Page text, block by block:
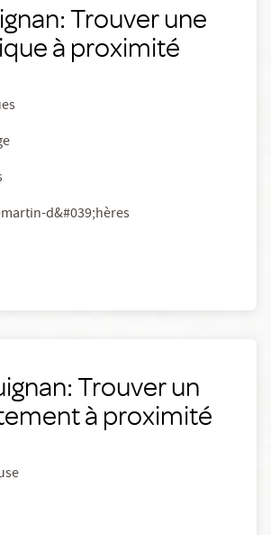
Trouver une
à proximité
d&#039;hères
Trouver un
à proximité